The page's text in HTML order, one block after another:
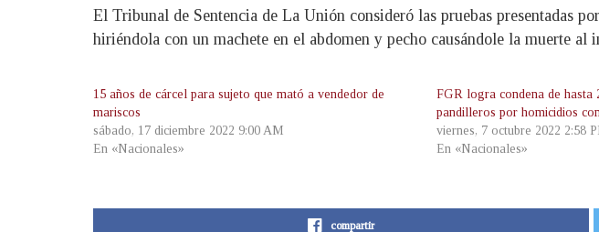
El Tribunal de Sentencia de La Unión consideró las pruebas presentadas
hiriéndola con un machete en el abdomen y pecho causándole la muerte al
15 años de cárcel para sujeto que mató a vendedor de
mariscos
sábado, 17 diciembre 2022 9:00 AM
En «Nacionales»
FGR logra condena de hasta
pandilleros por homicidios
viernes, 7 octubre 2022 2:58
En «Nacionales»
compartir